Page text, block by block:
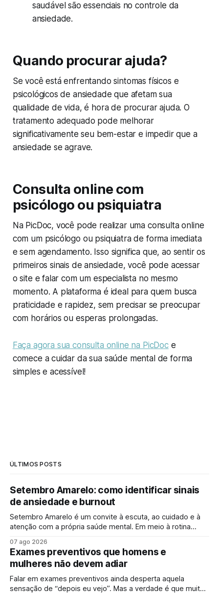
saudável são essenciais no controle da
ansiedade.
Quando procurar ajuda?
Se você está enfrentando sintomas físicos e
psicológicos de ansiedade que afetam sua
qualidade de vida, é hora de procurar ajuda. O
tratamento adequado pode melhorar
significativamente seu bem-estar e impedir que a
ansiedade se agrave.
Consulta online com
psicólogo ou psiquiatra
Na PicDoc, você pode realizar uma consulta online
com um psicólogo ou psiquiatra de forma imediata
e sem agendamento. Isso significa que, ao sentir os
primeiros sinais de ansiedade, você pode acessar
o site e falar com um especialista no mesmo
momento. A plataforma é ideal para quem busca
praticidade e rapidez, sem precisar se preocupar
com horários ou esperas prolongadas.
Faça agora sua consulta online na PicDoce
comece a cuidar da sua saúde mental de forma
simples e acessível!
ÚLTIMOS POSTS
Setembro Amarelo: como identificar sinais
de ansiedade e burnout
Setembro Amarelo é um convite à escuta, ao cuidado e à
atenção com a própria saúde mental. Em meio à rotina
de ansiedade e sinais de esgotamento sem perceber que
algo já não vai bem. A campanha surge justamente para
ampliar esse olhar,
07 ago 2026
Exames preventivos que homens e
mulheres não devem adiar
Falar em exames preventivos ainda desperta aquela
sensação de “depois eu vejo”. Mas a verdade é que muitas